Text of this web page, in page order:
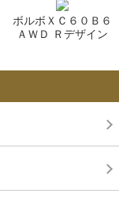
ボルボＸＣ６０Ｂ６
ＡＷＤ Ｒデザイン